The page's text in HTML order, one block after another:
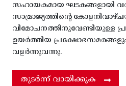
സഹായകമായ ഘടകങ്ങളായി
സാമ്രാജ്യത്തിന്റെ
വിമോചനത്തിനുവേണ്ടിയുള്ള
ഉയർത്തിയ
വളർന്നുവന്നു.
തുടർന്ന് വായിക്കുക